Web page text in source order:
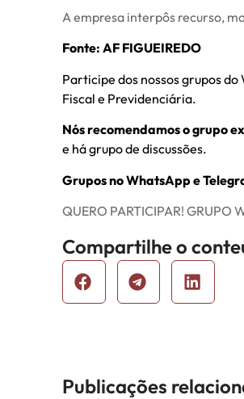
A empresa interpôs recurso,
Fonte: AF FIGUEIREDO
Participe dos nossos grupos do
Fiscal e Previdenciária.
Nós recomendamos o grupo
e há grupo de discussões.
Grupos no WhatsApp e
QUERO PARTICIPAR! GRUPO
Compartilhe o
Publicações